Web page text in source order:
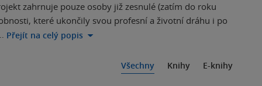
zahrnuje pouze osoby již zesnulé (zatím do roku
které ukončily svou profesní a životní dráhu i po
Přejít na celý popis
Všechny Knihy E-knihy